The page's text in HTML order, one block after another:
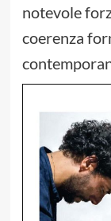
notevole
coerenza